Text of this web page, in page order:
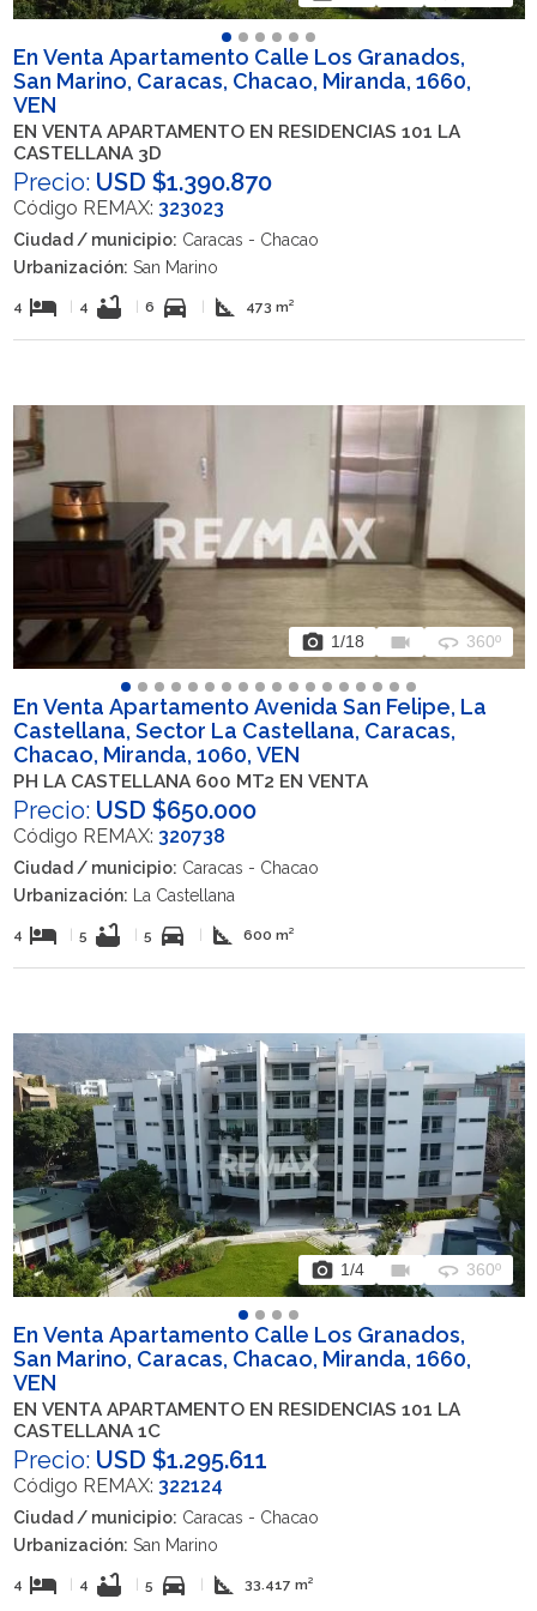
En Venta Apartamento Calle Los Granados,
San Marino, Caracas, Chacao, Miranda, 1660,
VEN
EN VENTA APARTAMENTO EN RESIDENCIAS 101 LA
CASTELLANA 3D
Precio: USD $1.390.870
Código REMAX: 323023
Ciudad / municipio: Caracas - Chacao
Urbanización: San Marino
4 hotel 4 bathtub 6 directions_car square_foot 473 m²
photo_camera 1/18 videocam 360 360º
En Venta Apartamento Avenida San Felipe, La
Castellana, Sector La Castellana, Caracas,
Chacao, Miranda, 1060, VEN
PH LA CASTELLANA 600 MT2 EN VENTA
Precio: USD $650.000
Código REMAX: 320738
Ciudad / municipio: Caracas - Chacao
Urbanización: La Castellana
4 hotel 5 bathtub 5 directions_car square_foot 600 m²
photo_camera 1/4 videocam 360 360º
En Venta Apartamento Calle Los Granados,
San Marino, Caracas, Chacao, Miranda, 1660,
VEN
EN VENTA APARTAMENTO EN RESIDENCIAS 101 LA
CASTELLANA 1C
Precio: USD $1.295.611
Código REMAX: 322124
Ciudad / municipio: Caracas - Chacao
Urbanización: San Marino
4 hotel 4 bathtub 5 directions_car square_foot 33.417 m²